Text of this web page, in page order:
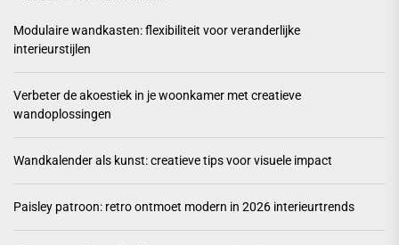
Modulaire wandkasten: flexibiliteit voor veranderlijke
interieurstijlen
Verbeter de akoestiek in je woonkamer met creatieve
wandoplossingen
Wandkalender als kunst: creatieve tips voor visuele impact
Paisley patroon: retro ontmoet modern in 2026 interieurtrends